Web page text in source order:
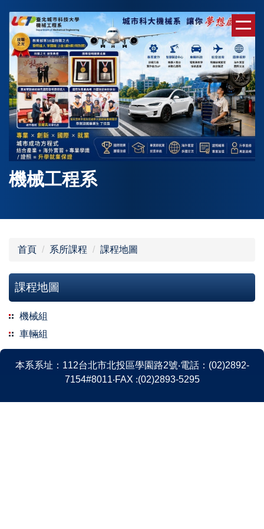
到
主
要
容
區
機械工程系
首頁 系所課程 課程地圖
課程地圖
機械組
車輛組
本系系址 ： 112台北市北投區學園路2號‧電話： (02)2892-
7154#8011‧FAX :(02)2893-5295